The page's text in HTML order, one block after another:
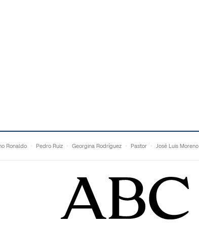
Ronaldo Pedro Ruiz Georgina Rodríguez Pastor José Luis Moreno